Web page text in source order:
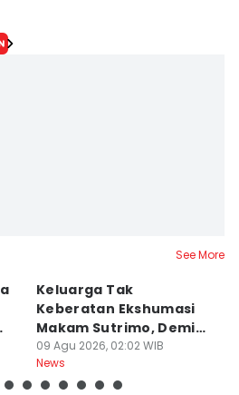
See More
Keluarga Tak
Keberatan Ekshumasi
Makam Sutrimo, Demi
Usut Kematian
Almarhum
09 Agu 2026, 02:02 WIB
News